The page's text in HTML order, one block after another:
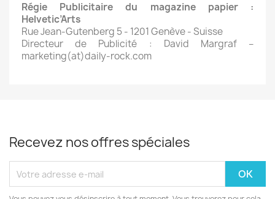
Régie Publicitaire du magazine papier :
Helvetic’Arts
Rue Jean-Gutenberg 5 - 1201 Genève - Suisse
Directeur de Publicité : David Margraf –
marketing(at)daily-rock.com
Recevez nos offres spéciales